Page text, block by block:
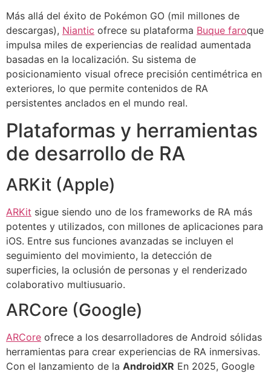
Más allá del éxito de Pokémon GO (mil millones de
descargas), Niantic ofrece su plataforma Buque faroque
impulsa miles de experiencias de realidad aumentada
basadas en la localización. Su sistema de
posicionamiento visual ofrece precisión centimétrica en
exteriores, lo que permite contenidos de RA
persistentes anclados en el mundo real.
Plataformas y herramientas
de desarrollo de RA
ARKit (Apple)
ARKit sigue siendo uno de los frameworks de RA más
potentes y utilizados, con millones de aplicaciones para
iOS. Entre sus funciones avanzadas se incluyen el
seguimiento del movimiento, la detección de
superficies, la oclusión de personas y el renderizado
colaborativo multiusuario.
ARCore (Google)
ARCore ofrece a los desarrolladores de Android sólidas
herramientas para crear experiencias de RA inmersivas.
Con el lanzamiento de la AndroidXR En 2025, Google